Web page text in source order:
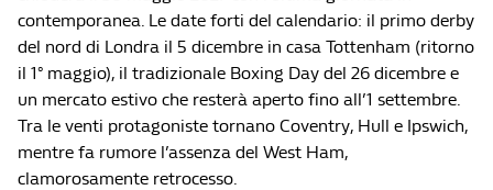
contemporanea. Le date forti del calendario: il primo derby
del nord di Londra il 5 dicembre in casa Tottenham (ritorno
il 1° maggio), il tradizionale Boxing Day del 26 dicembre e
un mercato estivo che resterà aperto fino all’1 settembre.
Tra le venti protagoniste tornano Coventry, Hull e Ipswich,
mentre fa rumore l’assenza del West Ham,
clamorosamente retrocesso.